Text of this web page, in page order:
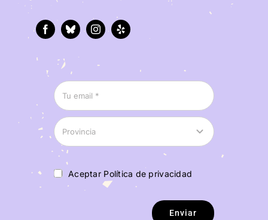
Aceptar Política de privacidad
Enviar